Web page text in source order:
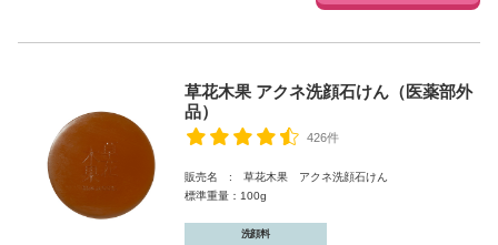
草花木果 アクネ洗顔石けん（医薬部外
品）
426件
販売名 : 草花木果 アクネ洗顔石けん
標準重量：100g
洗顔料